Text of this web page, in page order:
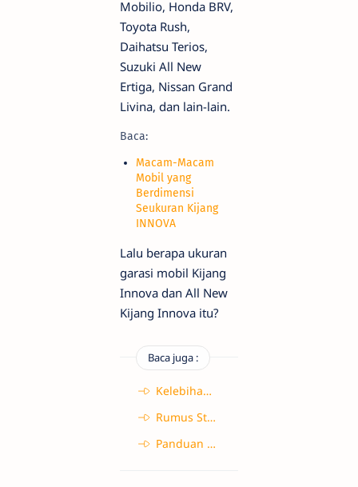
Mobilio, Honda BRV,
Toyota Rush,
Daihatsu Terios,
Suzuki All New
Ertiga, Nissan Grand
Livina, dan lain-lain.
Baca:
Macam-Macam
Mobil yang
Berdimensi
Seukuran Kijang
INNOVA
Lalu berapa ukuran
garasi mobil Kijang
Innova dan All New
Kijang Innova itu?
Baca juga :
Kelebihan dan Kekurangan Kayu dan Baja Ringan untuk Rangka Atap Rumah
Rumus Standar Ukuran Septic Tank untuk Rumah Tangga
Panduan Membuat dan Merawat Septic Tank Rumah Tangga